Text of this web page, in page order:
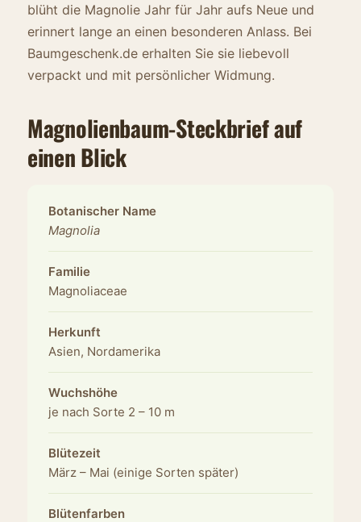
blüht die Magnolie Jahr für Jahr aufs Neue und
erinnert lange an einen besonderen Anlass. Bei
Baumgeschenk.de erhalten Sie sie liebevoll
verpackt und mit persönlicher Widmung.
Magnolienbaum-Steckbrief auf
einen Blick
Botanischer Name
Magnolia
Familie
Magnoliaceae
Herkunft
Asien, Nordamerika
Wuchshöhe
je nach Sorte 2 – 10 m
Blütezeit
März – Mai (einige Sorten später)
Blütenfarben